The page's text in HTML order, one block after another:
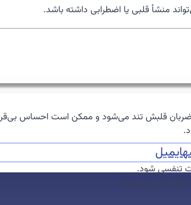
ایمیل
منشأ قلبی یا اضطرابی داشته باشد.
قلبش تند می‌شود و ممکن است احساس
تنفسی شود.
تنگی نفس می‌شوند.